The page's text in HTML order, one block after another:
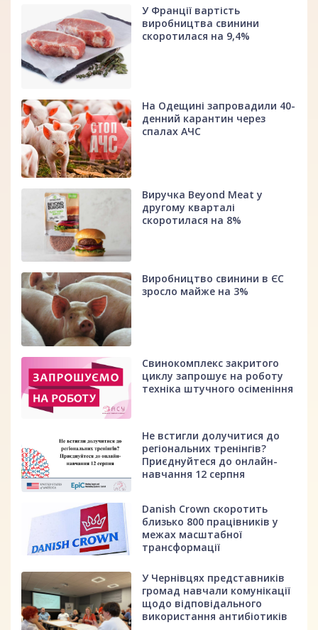
У Франції вартість
виробництва свинини
скоротилася на 9,4%
На Одещині запровадили 40-
денний карантин через
спалах АЧС
Виручка Beyond Meat у
другому кварталі
скоротилася на 8%
Виробництво свинини в ЄС
зросло майже на 3%
Свинокомплекс закритого
циклу запрошує на роботу
техніка штучного осіменіння
Не встигли долучитися до
регіональних тренінгів?
Приєднуйтеся до онлайн-
навчання 12 серпня
Danish Crown скоротить
близько 800 працівників у
межах масштабної
трансформації
У Чернівцях представників
громад навчали комунікації
щодо відповідального
використання антибіотиків